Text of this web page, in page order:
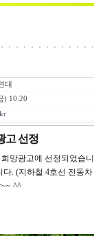
대
) 10:20
고 선정
망광고에 선정되었습
. (지하철 4호선 전동
~~ ^^